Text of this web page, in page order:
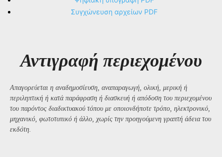
Συγχώνευση αρχείων PDF
Αντιγραφή περιεχομένου
Απαγορεύεται η αναδημοσίευση, αναπαραγωγή, ολική, μερική ή
περιληπτική ή κατά παράφραση ή διασκευή ή απόδοση του περιεχομένου
του παρόντος διαδικτυακού τόπου με οποιονδήποτε τρόπο, ηλεκτρονικό,
μηχανικό, φωτοτυπικό ή άλλο, χωρίς την προηγούμενη γραπτή άδεια του
εκδότη.